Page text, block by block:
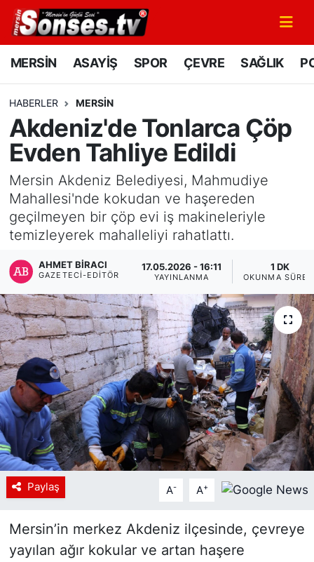
MERSİN ASAYİŞ SPOR ÇEVRE SAĞLIK
HABERLER MERSİN
Akdeniz'de Tonlarca Çöp
Evden Tahliye Edildi
Mersin Akdeniz Belediyesi, Mahmudiye
Mahallesi'nde kokudan ve haşereden
geçilmeyen bir çöp evi iş makineleriyle
temizleyerek mahalleliyi rahatlattı.
AHMET BIRACI
GAZETECI-EDITÖR
17.05.2026 - 16:11
YAYINLANMA
1 DK
OKUNMA
Paylaş A- A+
Mersin’in merkez Akdeniz ilçesinde, çevreye
yayılan ağır kokular ve artan haşere
MERSİN
SPOR
GÜNÜN MANŞETİ
DÜNYA
KÜLTÜR - SANAT
MAGAZİN
SAĞLIK
Siyaset
YEREL HABER
Haberde insan
Tanıtım
Mersin Nöbetçi Eczaneler
Mersin Namaz Vakitleri
Mersin Trafik Yoğunluk Haritası
Süper Lig Puan Durumu ve Fikstür
Tüm Manşetler
Son Dakika Haberleri
Haber Arşivi